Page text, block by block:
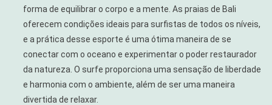
forma de equilibrar o corpo e a mente. As praias de Bali
oferecem condições ideais para surfistas de todos os níveis,
e a prática desse esporte é uma ótima maneira de se
conectar com o oceano e experimentar o poder restaurador
da natureza. O surfe proporciona uma sensação de liberdade
e harmonia com o ambiente, além de ser uma maneira
divertida de relaxar.